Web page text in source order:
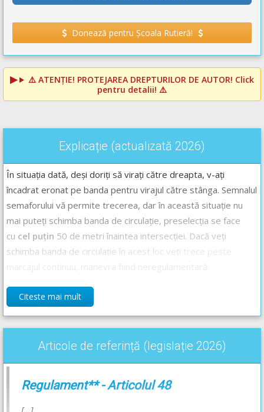
Donează pentru Școala Rutieră!
⚠️ ATENȚIE! PROTEJAREA DREPTURILOR DE AUTOR! Click
pentru detalii! ⚠️
Explicație (actualizată 2026)
În situația dată, deși doriți să virați către dreapta, v-ați
încadrat eronat pe banda pentru virajul către stânga. Semnalul
semaforului vă permite trecerea, dar în această situație nu
mai puteți schimba banda de circulație, preselecția se face
cu cel puțin 50 de metri înaintea intersecției. Dacă veți
schimba banda de circulație în acest loc veți trece peste
Prin urmare, în situația dată, trebuie să vă continuați
deplasarea respectând semnificația marcajului aplicat pe
banda de circulație pe care vă aflați, virând către stânga.
obligatorie.
Recomandări:
Citeste mai mult
Articole de referință (legislație 2026)
Regulament** - Articolul 48
[...]